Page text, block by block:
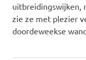
uitbreidingswijken,
zie ze met plezier
doordeweekse